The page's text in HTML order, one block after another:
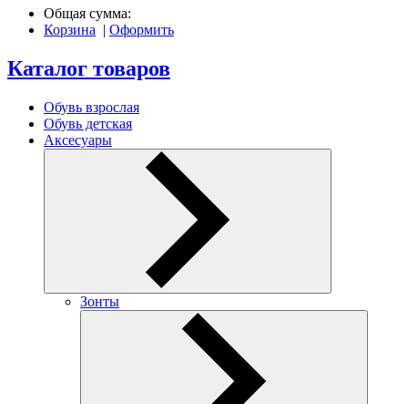
Общая сумма:
Корзина | Оформить
Каталог товаров
Обувь взрослая
Обувь детская
Аксесуары
Зонты